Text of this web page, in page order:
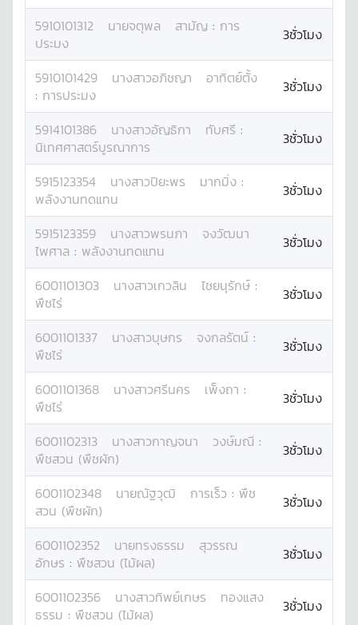
5910101312 นายจตุพล สามัญ : การ
ประมง
3ชั่วโมง
5910101429 นางสาวอภิชญา
อาทิตย์ตั้ง
: การประมง 3ชั่วโมง
5914101386 นางสาวอัญธิกา ทับศรี :
นิเทศศาสตร์บูรณาการ
3ชั่วโมง
5915123354 นางสาวปิยะพร มากมิ่ง :
พลังงานทดแทน
3ชั่วโมง
5915123359 นางสาวพรนภา
จงวัฒนา
ไพศาล : พลังงานทดแทน 3ชั่วโมง
6001101303 นางสาวเกวลิน ไชยนุรักษ์ :
พืชไร่
3ชั่วโมง
6001101337 นางสาวบุษกร จงกลรัตน์ :
พืชไร่
3ชั่วโมง
6001101368 นางสาวศรีนคร เพ็งถา :
พืชไร่
3ชั่วโมง
6001102313 นางสาวกาญจนา วงษ์มณี :
พืชสวน (พืชผัก)
3ชั่วโมง
6001102348 นายณัฐวุฒิ การเร็ว : พืช
สวน (พืชผัก)
3ชั่วโมง
6001102352 นายทรงธรรม
สุวรรณ
อักษร : พืชสวน (ไม้ผล) 3ชั่วโมง
6001102356 นางสาวทิพย์เกษร
ทองแสง
ธรรม : พืชสวน (ไม้ผล) 3ชั่วโมง